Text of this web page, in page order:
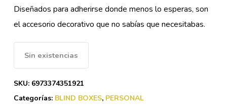
Diseñados para adherirse donde menos lo esperas, son
el accesorio decorativo que no sabías que necesitabas.
Sin existencias
SKU: 6973374351921
Categorías: BLIND BOXES, PERSONAL